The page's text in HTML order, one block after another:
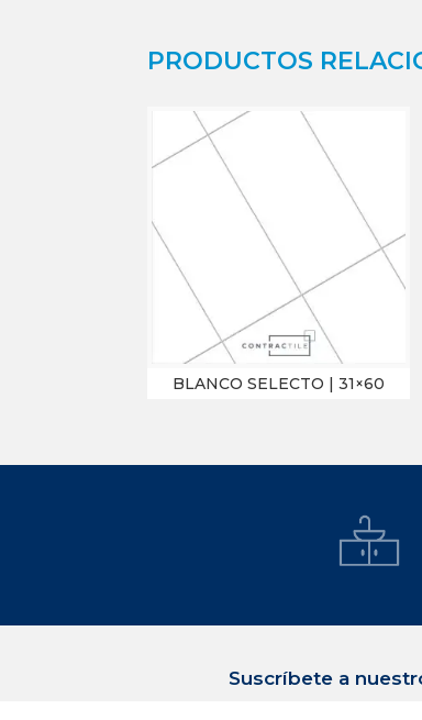
PRODUCTOS
BLANCO SELECTO | 31×60
Suscríbete a